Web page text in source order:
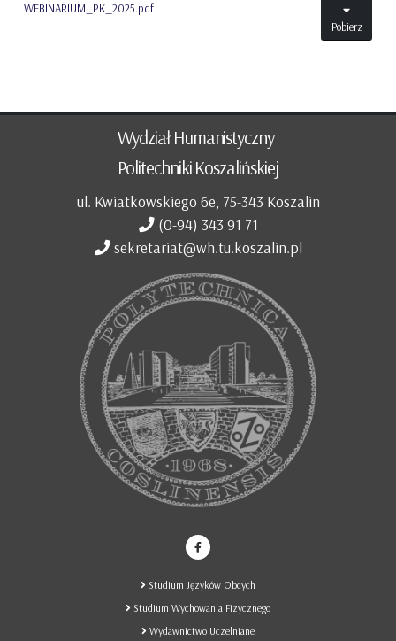
WEBINARIUM_PK_2025.pdf
Pobierz
Studium Języków Obcych
Studium Wychowania Fizycznego
Wydawnictwo Uczelniane
Wydział Humanistyczny
Politechniki Koszalińskiej
ul. Kwiatkowskiego 6e, 75-343 Koszalin
(0-94) 343 91 71
sekretariat@wh.tu.koszalin.pl